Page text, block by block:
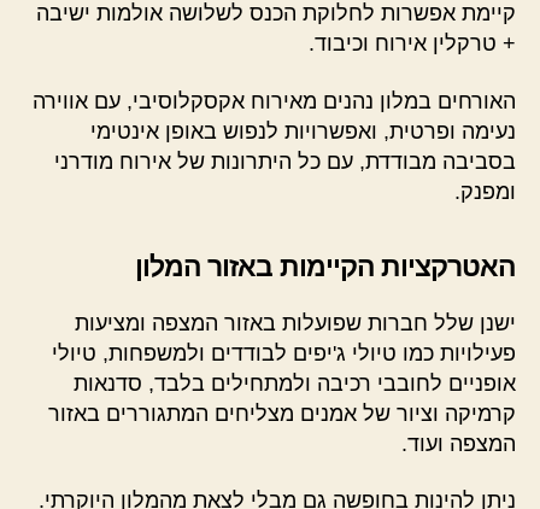
קיימת אפשרות לחלוקת הכנס לשלושה אולמות ישיבה
+ טרקלין אירוח וכיבוד.
האורחים במלון נהנים מאירוח אקסקלוסיבי, עם אווירה
נעימה ופרטית, ואפשרויות לנפוש באופן אינטימי
בסביבה מבודדת, עם כל היתרונות של אירוח מודרני
ומפנק.
האטרקציות הקיימות באזור המלון
ישנן שלל חברות שפועלות באזור המצפה ומציעות
פעילויות כמו טיולי ג'יפים לבודדים ולמשפחות, טיולי
אופניים לחובבי רכיבה ולמתחילים בלבד, סדנאות
קרמיקה וציור של אמנים מצליחים המתגוררים באזור
המצפה ועוד.
ניתן להינות בחופשה גם מבלי לצאת מהמלון היוקרתי.